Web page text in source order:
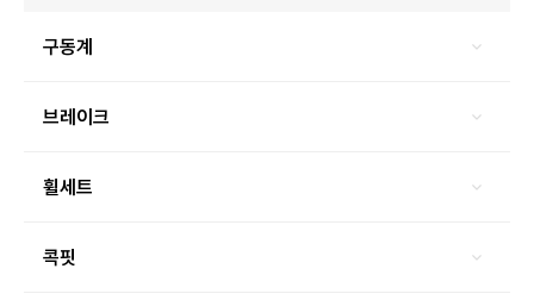
구동계
브레이크
휠세트
콕핏